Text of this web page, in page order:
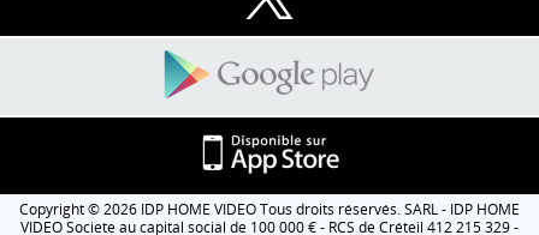
Copyright © 2026 IDP HOME VIDEO Tous droits réservés. SARL - IDP HOME
VIDEO Societe au capital social de 100 000 € - RCS de Créteil 412 215 329 -